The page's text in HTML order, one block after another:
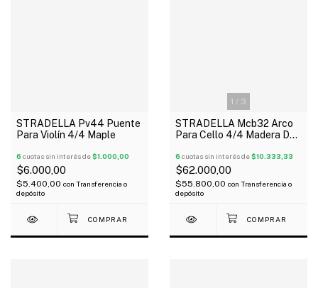
STRADELLA Pv44 Puente
Para Violín 4/4 Maple
6 cuotas sin interés de$1.000,00
$6.000,00
$5.400,00 con Transferencia o
depósito
1 / 3
STRADELLA Mcb32 Arco
Para Cello 4/4 Madera De
6 cuotas sin interés de$10.333,33
$62.000,00
$55.800,00 con Transferencia o
depósito